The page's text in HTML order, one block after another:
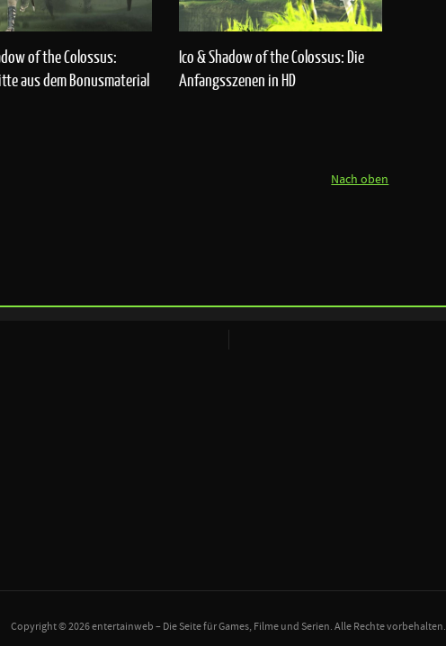
of the Colossus:
aus dem Bonusmaterial
Ico & Shadow of the Colossus: Die
Anfangsszenen in HD
Nach oben
Copyright © 2026 entertainweb – Die Seite für Games, Filme und Serien. Alle Rechte vorbehalten.